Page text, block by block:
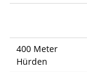
400 Meter
Hürden